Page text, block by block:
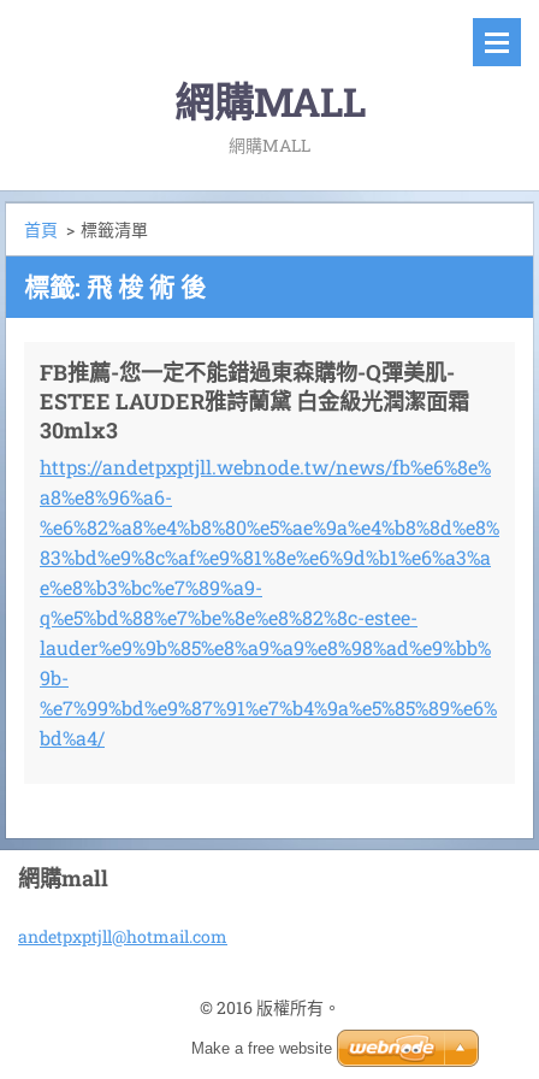
網購MALL
網購MALL
首頁 > 標籤清單
標籤: 飛 梭 術 後
FB推薦-您一定不能錯過東森購物-Q彈美肌-
ESTEE LAUDER雅詩蘭黛 白金級光潤潔面霜
30mlx3
https://andetpxptjll.webnode.tw/news/fb%e6%8e%
a8%e8%96%a6-
%e6%82%a8%e4%b8%80%e5%ae%9a%e4%b8%8d%e8%
83%bd%e9%8c%af%e9%81%8e%e6%9d%b1%e6%a3%a
e%e8%b3%bc%e7%89%a9-
q%e5%bd%88%e7%be%8e%e8%82%8c-estee-
lauder%e9%9b%85%e8%a9%a9%e8%98%ad%e9%bb%
9b-
%e7%99%bd%e9%87%91%e7%b4%9a%e5%85%89%e6%
bd%a4/
網購mall
andetpxptjll@hotmail.com
© 2016 版權所有。
Make a free website